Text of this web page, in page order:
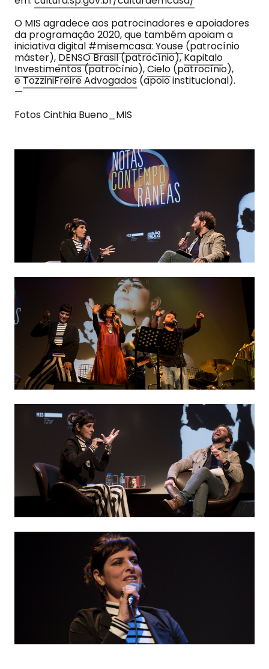
O MIS agradece aos patrocinadores e apoiadores
da programação 2020, que também apoiam a
iniciativa digital #misemcasa: Youse (patrocínio
máster), DENSO Brasil(patrocínio),Kapitalo
Investimentos(patrocínio),Cielo (patrocínio),
eTozziniFreire Advogados (apoio institucional).
—
Fotos Cinthia Bueno_MIS